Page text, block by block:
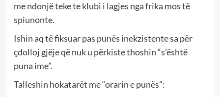
me ndonjë teke te klubi i lagjes nga frika mos të
spiunonte.
Ishin aq të fiksuar pas punës inekzistente sa për
çdolloj gjëje që nuk u përkiste thoshin “s’është
puna ime”.
Talleshin hokatarët me “orarin e punës”: